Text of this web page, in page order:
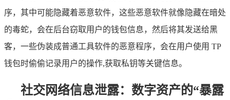
序，其中可能隐藏着恶意软件，这些恶意软件就像隐藏在暗处
的毒蛇，会在后台窃取用户的钱包信息，然后将其发送给黑
客，一些伪装成普通工具软件的恶意程序，会在用户使用 TP
钱包时偷偷记录用户的操作,获取私钥等关键信息。
社交网络信息泄露：数字资产的“暴露